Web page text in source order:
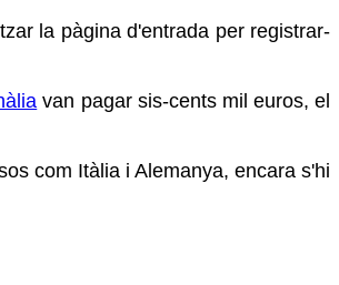
la pàgina d'entrada per registrar-
van pagar sis-cents mil euros, el
com Itàlia i Alemanya, encara s'hi